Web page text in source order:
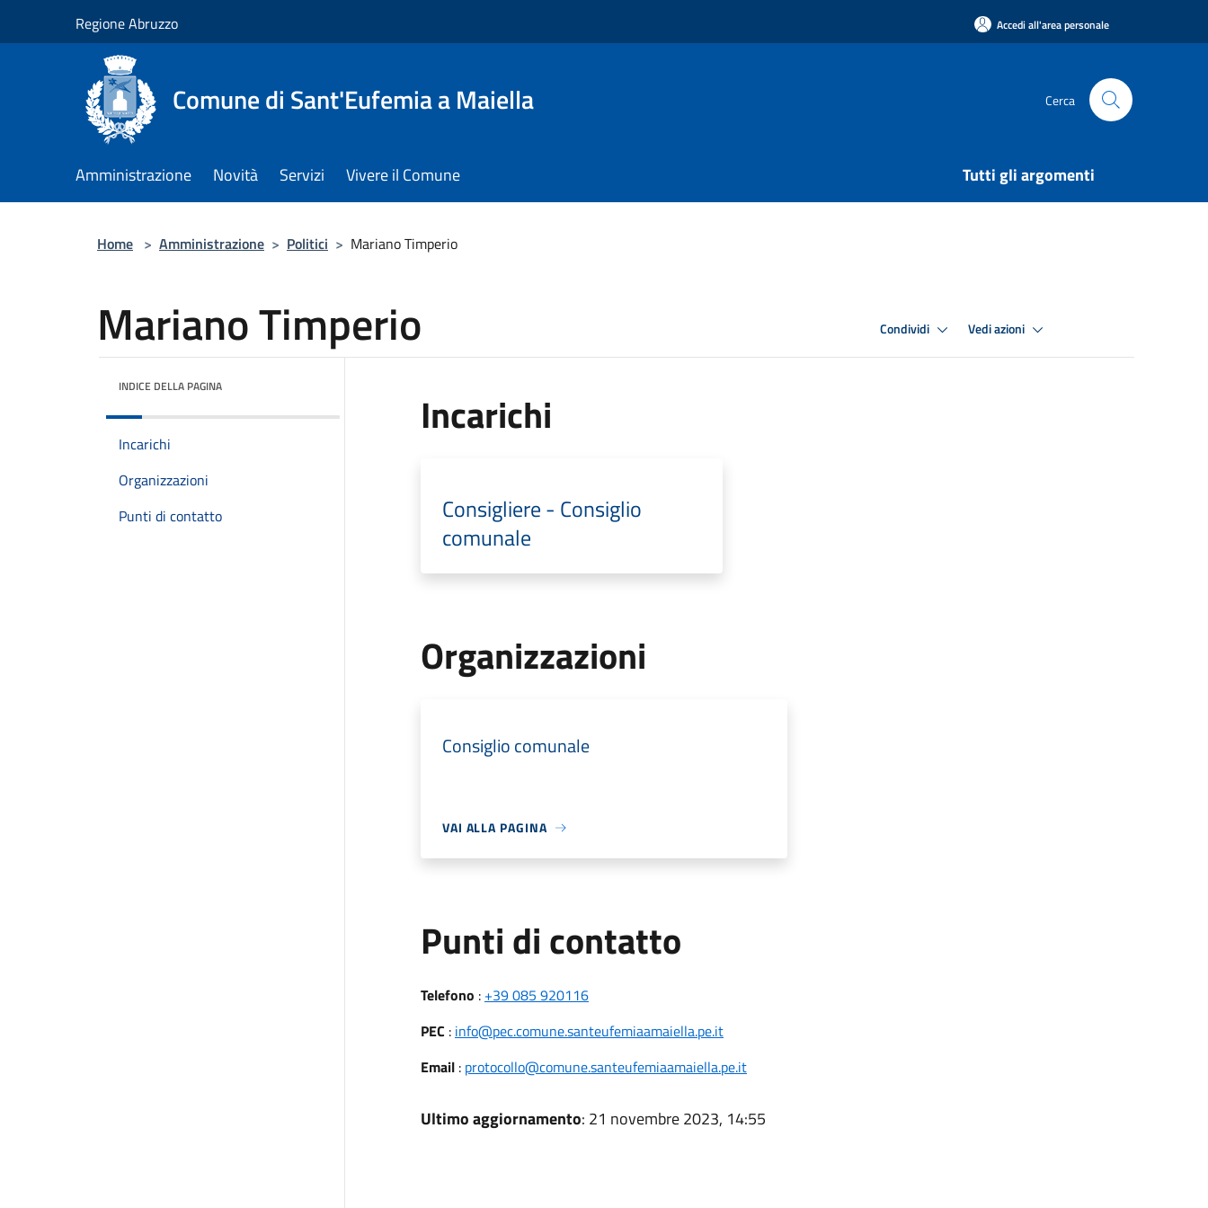
Regione Abruzzo Accedi all'area personale
Comune di Sant'Eufemia a Maiella Cerca
Amministrazione Novità Servizi Vivere il Comune Tutti gli argomenti
Home > Amministrazione > Politici > Mariano Timperio
Mariano Timperio Condividi Vedi azioni
INDICE DELLA PAGINA
Incarichi
Organizzazioni
Punti di contatto
Incarichi
Consigliere - Consiglio
comunale
Organizzazioni
Consiglio comunale
VAI ALLA PAGINA
Punti di contatto
Telefono : +39 085 920116
PEC : info@pec.comune.santeufemiaamaiella.pe.it
Email: protocollo@comune.santeufemiaamaiella.pe.it
Ultimo aggiornamento: 21 novembre 2023, 14:55